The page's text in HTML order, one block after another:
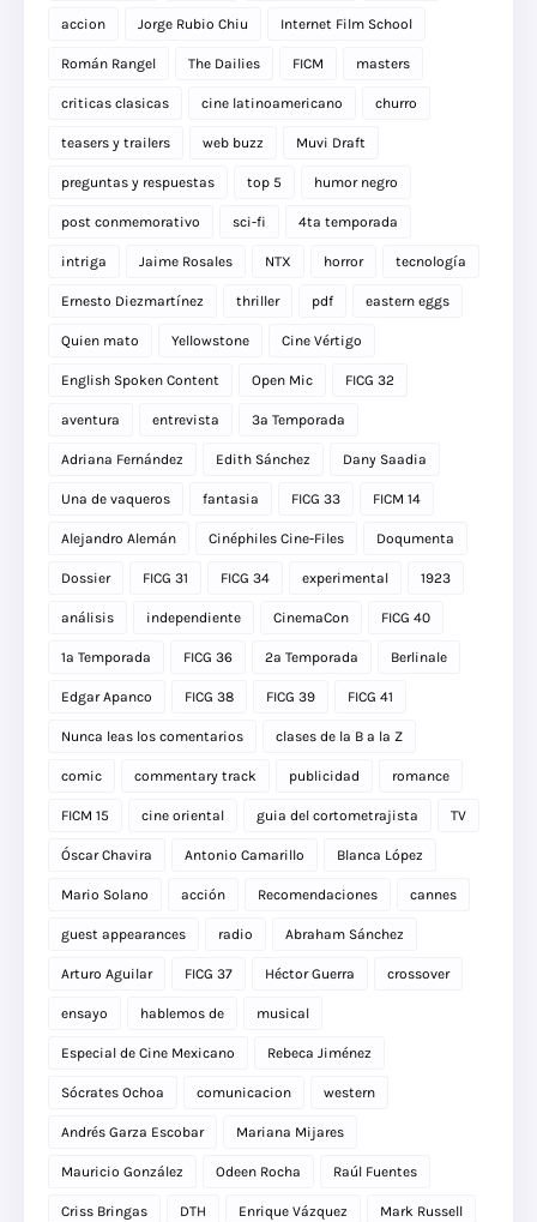
accion Jorge Rubio Chiu Internet Film School
Román Rangel The Dailies FICM masters
criticas clasicas cine latinoamericano churro
teasers y trailers web buzz Muvi Draft
preguntas y respuestas top 5 humor negro
post conmemorativo sci-fi 4ta temporada
intriga Jaime Rosales NTX horror tecnología
Ernesto Diezmartínez thriller pdf eastern eggs
Quien mato Yellowstone Cine Vértigo
English Spoken Content Open Mic FICG 32
aventura entrevista 3a Temporada
Adriana Fernández Edith Sánchez Dany Saadia
Una de vaqueros fantasia FICG 33 FICM 14
Alejandro Alemán Cinéphiles Cine-Files Doqumenta
Dossier FICG 31 FICG 34 experimental 1923
análisis independiente CinemaCon FICG 40
1a Temporada FICG 36 2a Temporada Berlinale
Edgar Apanco FICG 38 FICG 39 FICG 41
Nunca leas los comentarios clases de la B a la Z
comic commentary track publicidad romance
FICM 15 cine oriental guia del cortometrajista TV
Óscar Chavira Antonio Camarillo Blanca López
Mario Solano acción Recomendaciones cannes
guest appearances radio Abraham Sánchez
Arturo Aguilar FICG 37 Héctor Guerra crossover
ensayo hablemos de musical
Especial de Cine Mexicano Rebeca Jiménez
Sócrates Ochoa comunicacion western
Andrés Garza Escobar Mariana Mijares
Mauricio González Odeen Rocha Raúl Fuentes
Criss Bringas DTH Enrique Vázquez Mark Russell